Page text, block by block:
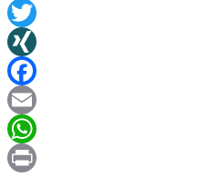
Twitter
XING
Facebook
Email
WhatsApp